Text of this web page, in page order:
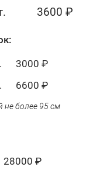
3600₽
3000 ₽
6600 ₽
не более 95 см
28000 ₽